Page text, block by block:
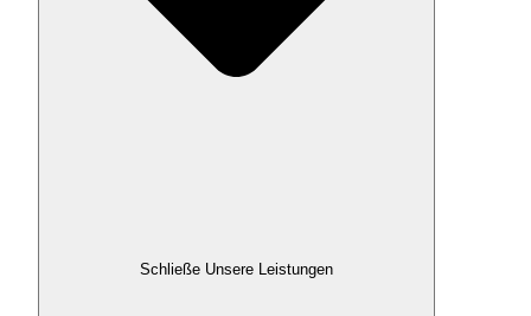
Schließe Unsere Leistungen